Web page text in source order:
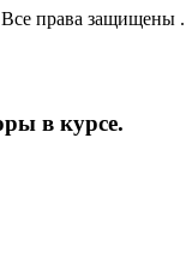
права защищены .
в курсе.